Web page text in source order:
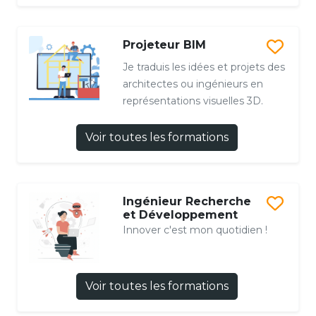
Projeteur BIM
Je traduis les idées et projets des
architectes ou ingénieurs en
représentations visuelles 3D.
Voir toutes les formations
Ingénieur Recherche
et Développement
Innover c'est mon quotidien !
Voir toutes les formations